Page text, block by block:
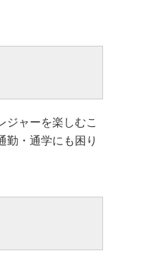
ジャーを楽しむこ
勤・通学にも困り